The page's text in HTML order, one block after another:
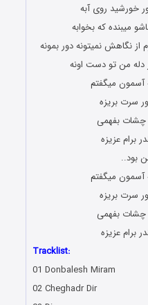
خورشید روی آبه
میبنده که بخوابه
از نگاهش نمیتونه دور بمونه
دله من تو دست اونه
میگفتم
سرت بریزه
چشات بفهمی
برام عزیزه
بود..
میگفتم
سرت بریزه
چشات بفهمی
برام عزیزه
Tracklist:
01 Donbalesh Miram
02 Cheghadr Dir